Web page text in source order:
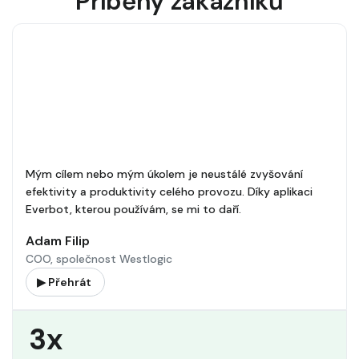
Mým cílem nebo mým úkolem je neustálé zvyšování
efektivity a produktivity celého provozu. Díky aplikaci
Everbot, kterou používám, se mi to daří.
Adam Filip
COO, společnost Westlogic
▶ Přehrát
3x